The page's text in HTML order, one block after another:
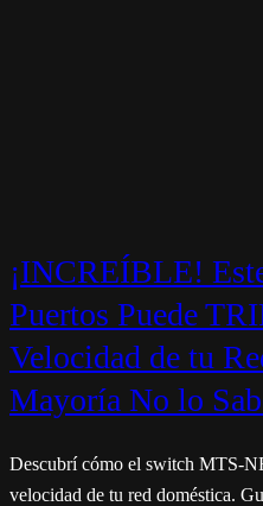
¡INCREÍBLE!
Puertos Puede
Velocidad de tu
Mayoría No lo
Descubrí cómo el switch MTS-
velocidad de tu red doméstica.